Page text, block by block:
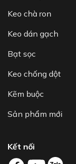
Keo chà ron
Keo dán gạch
Bạt sọc
Keo chống dột
Kẽm buộc
Sản phẩm mới
Kết nối